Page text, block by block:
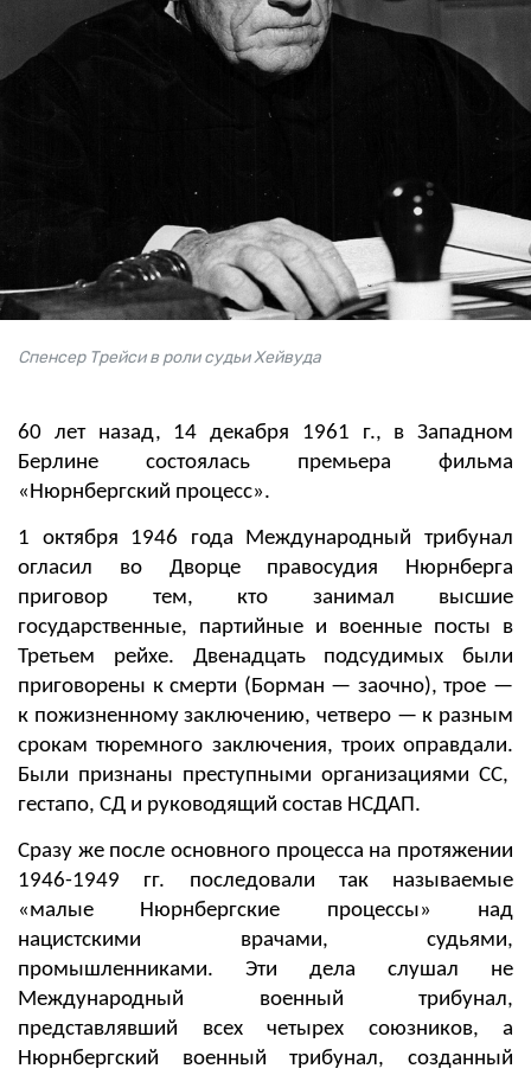
Спенсер Трейси в роли судьи Хейвуда
60 лет назад, 14 декабря 1961 г., в Западном
Берлине состоялась премьера фильма
«Нюрнбергский процесс».
1 октября 1946 года Международный трибунал
огласил во Дворце правосудия Нюрнберга
приговор тем, кто занимал высшие
государственные, партийные и военные посты в
Третьем рейхе. Двенадцать подсудимых были
приговорены к смерти (Борман — заочно), трое —
к пожизненному заключению, четверо — к разным
срокам тюремного заключения, троих оправдали.
Были признаны преступными организациями СС,
гестапо, СД и руководящий состав НСДАП.
Сразу же после основного процесса на протяжении
1946-1949 гг. последовали так называемые
«малые Нюрнбергские процессы» над
нацистскими врачами, судьями,
промышленниками. Эти дела слушал не
Международный военный трибунал,
представлявший всех четырех союзников, а
Нюрнбергский военный трибунал, созданный